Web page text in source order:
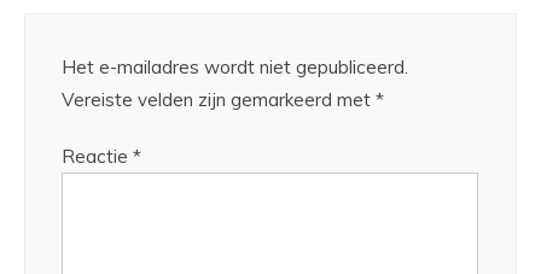
Het e-mailadres wordt niet gepubliceerd.
Vereiste velden zijn gemarkeerd met *
Reactie *